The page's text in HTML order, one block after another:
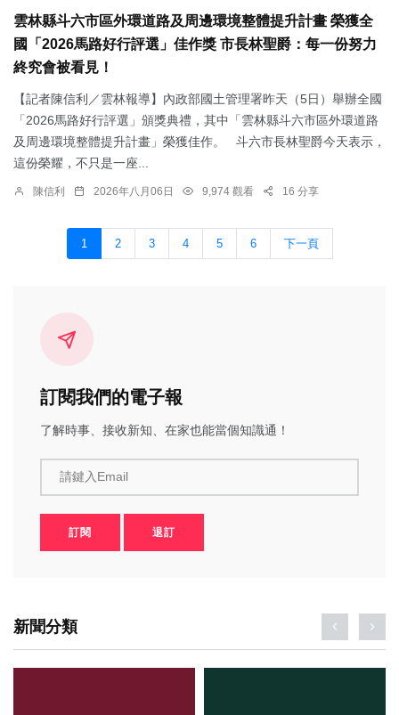
雲林縣斗六市區外環道路及周邊環境整體提升計畫 榮獲全
國「2026馬路好行評選」佳作獎 市長林聖爵：每一份努力
終究會被看見！
【記者陳信利／雲林報導】內政部國土管理署昨天（5日）舉辦全國
「2026馬路好行評選」頒獎典禮，其中「雲林縣斗六市區外環道路
及周邊環境整體提升計畫」榮獲佳作。 斗六市長林聖爵今天表示，
這份榮耀，不只是一座...
陳信利 2026年八月06日 9,974 觀看 16 分享
1 2 3 4 5 6 下一頁
訂閱我們的電子報
了解時事、接收新知、在家也能當個知識通！
請鍵入Email
訂閱 退訂
新聞分類